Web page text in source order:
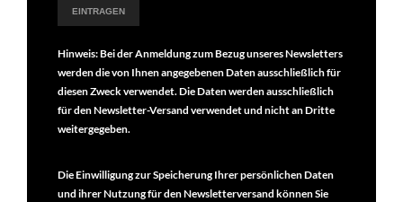
Hinweis:Bei der Anmeldung zum Bezug unseres Newsletters
werden die von Ihnen angegebenen Daten ausschließlich für
diesen Zweck verwendet. Die Daten werden ausschließlich
für den Newsletter-Versand verwendet und nicht an Dritte
weitergegeben.
Die Einwilligung zur Speicherung Ihrer persönlichen Daten
und ihrer Nutzung für den Newsletterversand können Sie